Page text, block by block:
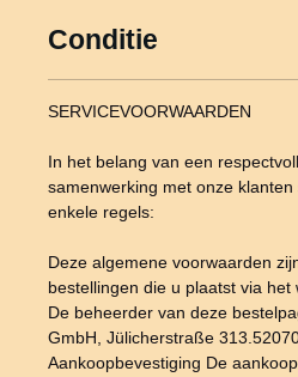
Conditie
SERVICEVOORWAARDEN
In het belang van een
samenwerking met onze
enkele regels:
Deze algemene voorwaarden
bestellingen die u plaatst via het
De beheerder van deze
GmbH, Jülicherstraße
Aankoopbevestiging De